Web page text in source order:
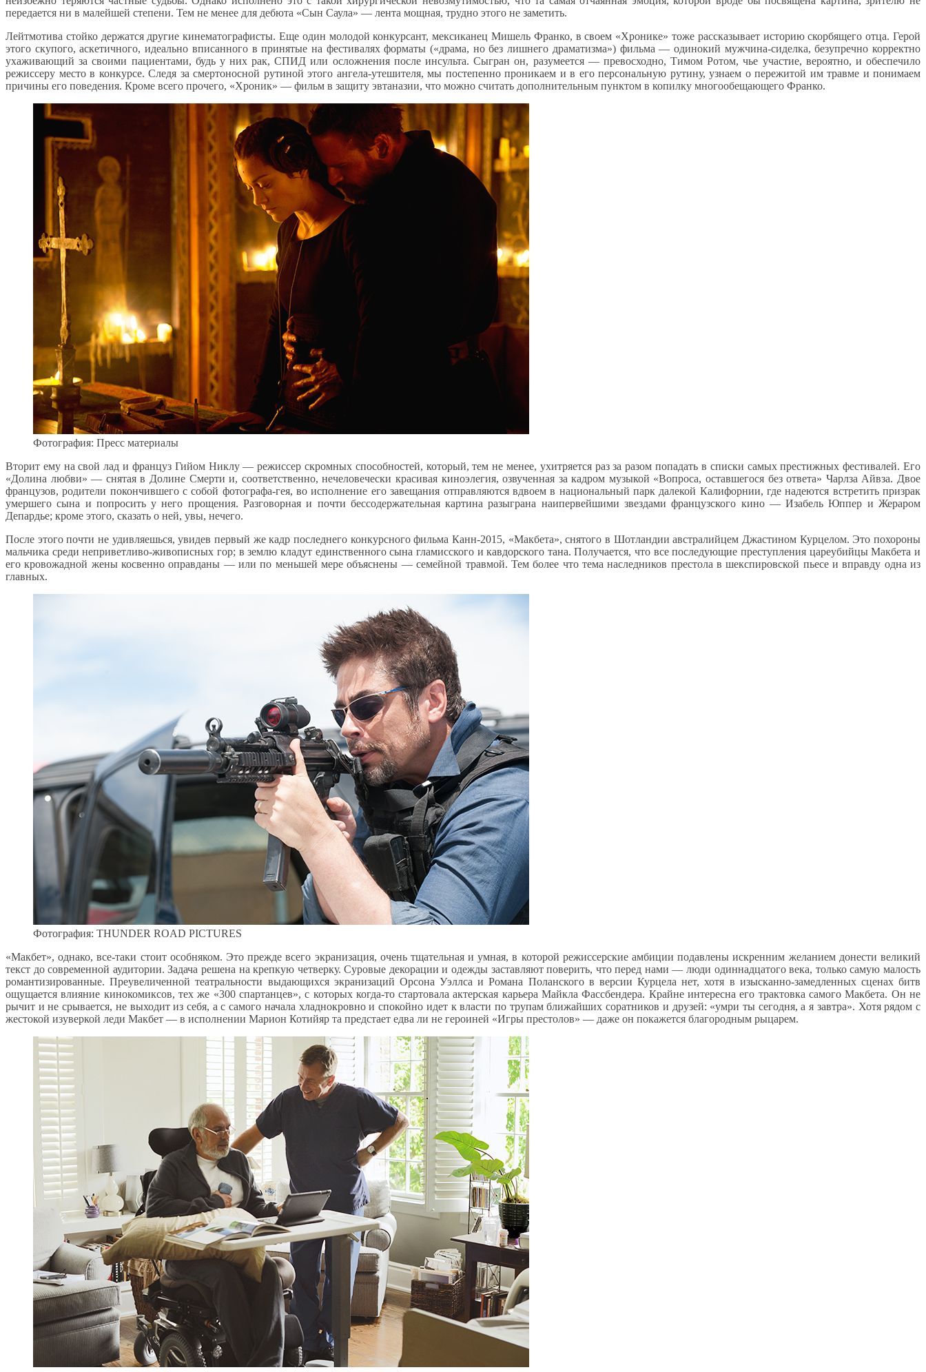
передается ни в малейшей степени. Тем не менее для дебюта «Сын Саула» — лента мощная, трудно этого не заметить.
Лейтмотива стойко держатся другие кинематографисты. Еще один молодой конкурсант, мексиканец Мишель Франко, в своем «Хронике» тоже рассказывает историю скорбящего отца. Герой
этого скупого, аскетичного, идеально вписанного в принятые на фестивалях форматы («драма, но без лишнего драматизма») фильма — одинокий мужчина-сиделка, безупречно корректно
ухаживающий за своими пациентами, будь у них рак, СПИД или осложнения после инсульта. Сыгран он, разумеется — превосходно, Тимом Ротом, чье участие, вероятно, и обеспечило
режиссеру место в конкурсе. Следя за смертоносной рутиной этого ангела-утешителя, мы постепенно проникаем и в его персональную рутину, узнаем о пережитой им травме и понимаем
причины его поведения. Кроме всего прочего, «Хроник» — фильм в защиту эвтаназии, что можно считать дополнительным пунктом в копилку многообещающего Франко.
Фотография: Пресс материалы
Вторит ему на свой лад и француз Гийом Никлу — режиссер скромных способностей, который, тем не менее, ухитряется раз за разом попадать в списки самых престижных фестивалей. Его
«Долина любви» — снятая в Долине Смерти и, соответственно, нечеловечески красивая киноэлегия, озвученная за кадром музыкой «Вопроса, оставшегося без ответа» Чарлза Айвза. Двое
французов, родители покончившего с собой фотографа-гея, во исполнение его завещания отправляются вдвоем в национальный парк далекой Калифорнии, где надеются встретить призрак
умершего сына и попросить у него прощения. Разговорная и почти бессодержательная картина разыграна наипервейшими звездами французского кино — Изабель Юппер и Жераром
Депардье; кроме этого, сказать о ней, увы, нечего.
После этого почти не удивляешься, увидев первый же кадр последнего конкурсного фильма Канн-2015, «Макбета», снятого в Шотландии австралийцем Джастином Курцелом. Это похороны
мальчика среди неприветливо-живописных гор; в землю кладут единственного сына гламисского и кавдорского тана. Получается, что все последующие преступления цареубийцы Макбета и
его кровожадной жены косвенно оправданы — или по меньшей мере объяснены — семейной травмой. Тем более что тема наследников престола в шекспировской пьесе и вправду одна из
главных.
Фотография: THUNDER ROAD PICTURES
«Макбет», однако, все-таки стоит особняком. Это прежде всего экранизация, очень тщательная и умная, в которой режиссерские амбиции подавлены искренним желанием донести великий
текст до современной аудитории. Задача решена на крепкую четверку. Суровые декорации и одежды заставляют поверить, что перед нами — люди одиннадцатого века, только самую малость
романтизированные. Преувеличенной театральности выдающихся экранизаций Орсона Уэллса и Романа Поланского в версии Курцела нет, хотя в изысканно-замедленных сценах битв
ощущается влияние кинокомиксов, тех же «300 спартанцев», с которых когда-то стартовала актерская карьера Майкла Фассбендера. Крайне интересна его трактовка самого Макбета. Он не
рычит и не срывается, не выходит из себя, а с самого начала хладнокровно и спокойно идет к власти по трупам ближайших соратников и друзей: «умри ты сегодня, а я завтра». Хотя рядом с
жестокой изуверкой леди Макбет — в исполнении Марион Котийяр та предстает едва ли не героиней «Игры престолов» — даже он покажется благородным рыцарем.